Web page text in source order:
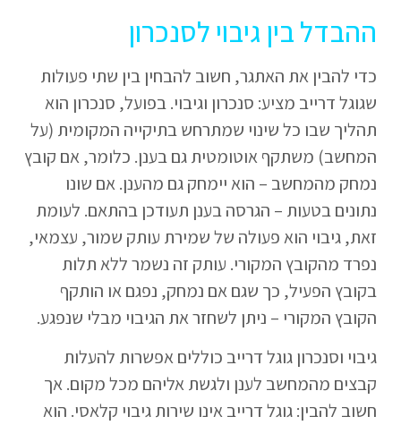
ההבדל בין גיבוי לסנכרון
כדי להבין את האתגר, חשוב להבחין בין שתי פעולות
שגוגל דרייב מציע: סנכרון וגיבוי. בפועל, סנכרון הוא
תהליך שבו כל שינוי שמתרחש בתיקייה המקומית (על
המחשב) משתקף אוטומטית גם בענן. כלומר, אם קובץ
נמחק מהמחשב – הוא יימחק גם מהענן. אם שונו
נתונים בטעות – הגרסה בענן תעודכן בהתאם. לעומת
זאת, גיבוי הוא פעולה של שמירת עותק שמור, עצמאי,
נפרד מהקובץ המקורי. עותק זה נשמר ללא תלות
בקובץ הפעיל, כך שגם אם נמחק, נפגם או הותקף
הקובץ המקורי – ניתן לשחזר את הגיבוי מבלי שנפגע.
גיבוי וסנכרון גוגל דרייב כוללים אפשרות להעלות
קבצים מהמחשב לענן ולגשת אליהם מכל מקום. אך
חשוב להבין: גוגל דרייב אינו שירות גיבוי קלאסי. הוא